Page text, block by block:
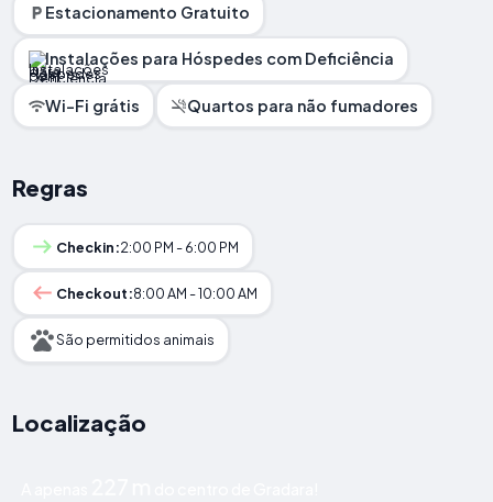
Estacionamento Gratuito
Instalações para Hóspedes com Deficiência
Wi-Fi grátis Quartos para não fumadores
Regras
Checkin:2:00 PM - 6:00 PM
Checkout:8:00 AM - 10:00 AM
São permitidos animais
Localização